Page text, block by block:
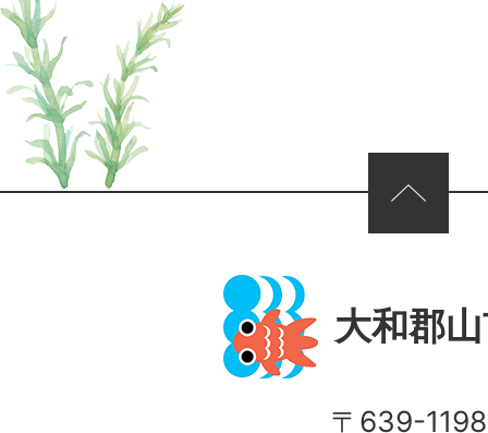
ページの先頭へ
大和郡
〒639-1198